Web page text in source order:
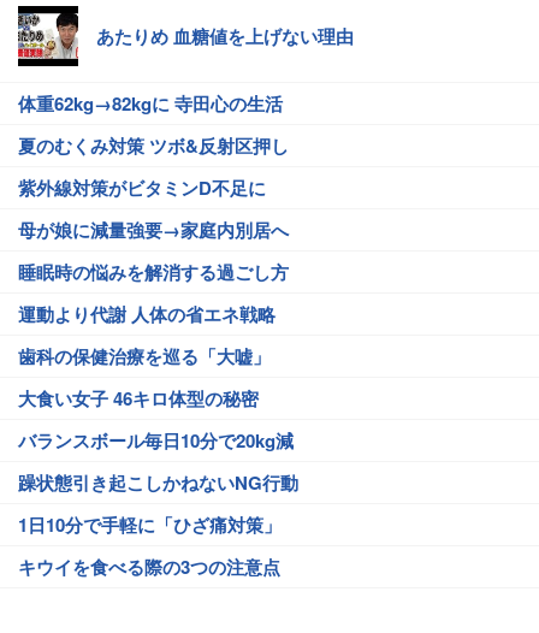
あたりめ 血糖値を上げない理由
体重62kg→82kgに 寺田心の生活
夏のむくみ対策 ツボ&反射区押し
紫外線対策がビタミンD不足に
母が娘に減量強要→家庭内別居へ
睡眠時の悩みを解消する過ごし方
運動より代謝 人体の省エネ戦略
歯科の保健治療を巡る「大嘘」
大食い女子 46キロ体型の秘密
バランスボール毎日10分で20kg減
躁状態引き起こしかねないNG行動
1日10分で手軽に「ひざ痛対策」
キウイを食べる際の3つの注意点